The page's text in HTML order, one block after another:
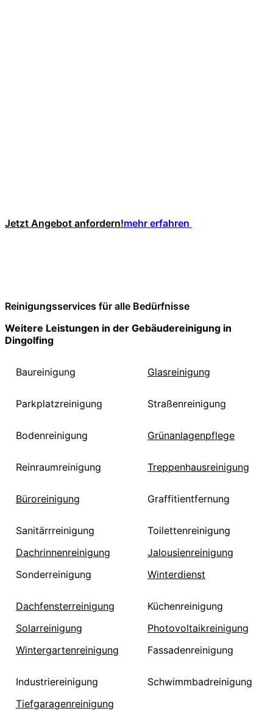
Jetzt Angebot anfordern!mehr erfahren
Reinigungsservices für alle Bedürfnisse
Weitere Leistungen in der Gebäudereinigung in
Dingolfing
Baureinigung Glasreinigung
Parkplatzreinigung Straßenreinigung
Bodenreinigung Grünanlagenpflege
Reinraumreinigung Treppenhausreinigung
Büroreinigung Graffitientfernung
Sanitärrreinigung
Toilettenreinigung
Dachrinnenreinigung
Jalousienreinigung
Sonderreinigung
Winterdienst
Dachfensterreinigung
Küchenreinigung
Solarreinigung
Photovoltaikreinigung
Wintergartenreinigung
Fassadenreinigung
Industriereinigung
Schwimmbadreinigung
Tiefgaragenreinigung